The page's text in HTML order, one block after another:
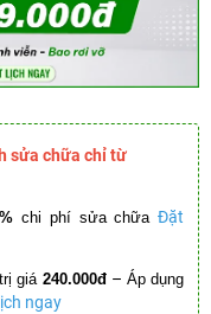
sửa chữa chỉ từ
chi phí sửa chữa Đặt
trị giá 240.000đ – Áp dụng
ngay